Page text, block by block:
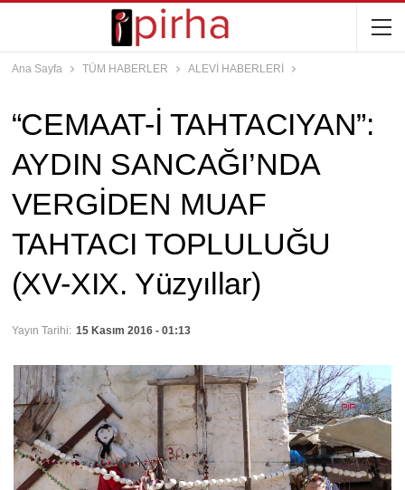
Ana Sayfa TÜM HABERLER ALEVİ HABERLERİ
“CEMAAT-İ TAHTACIYAN”:
AYDIN SANCAĞI’NDA
VERGİDEN MUAF
TAHTACI TOPLULUĞU
(XV-XIX. Yüzyıllar)
Yayın Tarihi: 15 Kasım 2016 - 01:13